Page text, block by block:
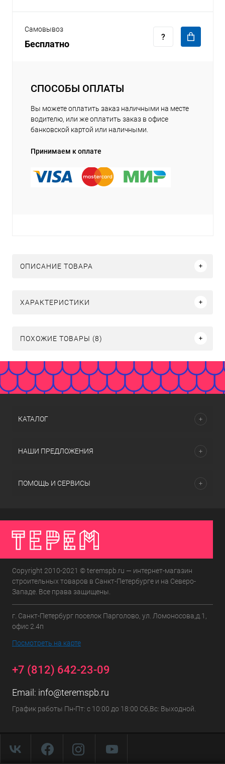
Самовывоз
Бесплатно
СПОСОБЫ ОПЛАТЫ
Вы можете оплатить заказ наличными на месте
водителю, или же оплатить заказ в офисе
банковской картой или наличными.
Принимаем к оплате
ОПИСАНИЕ ТОВАРА
ХАРАКТЕРИСТИКИ
ПОХОЖИЕ ТОВАРЫ (8)
КАТАЛОГ
НАШИ ПРЕДЛОЖЕНИЯ
ПОМОЩЬ И СЕРВИСЫ
Copyright 2010-2021 © teremspb.ru — интернет-магазин
строительных товаров в Санкт-Петербурге и на Северо-
Западе. Все права защищены.
г. Санкт-Петербург поселок Парголово, ул. Ломоносова,д.1,
офис 2.4п
Посмотреть на карте
+7 (812) 642-23-09
Email: info@teremspb.ru
График работы Пн-Пт: с 10:00 до 18:00 Сб,Вс: Выходной.